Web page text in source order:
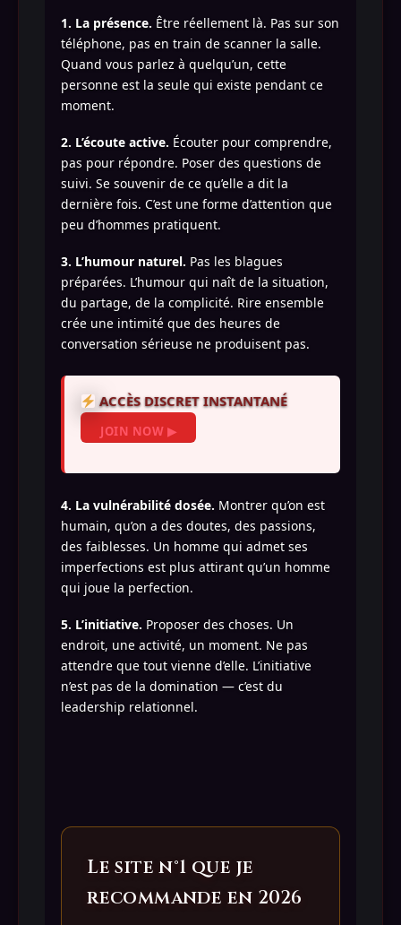
1. La présence. Être réellement là. Pas sur son
téléphone, pas en train de scanner la salle.
Quand vous parlez à quelqu’un, cette
personne est la seule qui existe pendant ce
moment.
2. L’écoute active. Écouter pour comprendre,
pas pour répondre. Poser des questions de
suivi. Se souvenir de ce qu’elle a dit la
dernière fois. C’est une forme d’attention que
peu d’hommes pratiquent.
3. L’humour naturel. Pas les blagues
préparées. L’humour qui naît de la situation,
du partage, de la complicité. Rire ensemble
crée une intimité que des heures de
conversation sérieuse ne produisent pas.
ACCÈS DISCRET INSTANTANÉ
JOIN NOW ▶
4. La vulnérabilité dosée. Montrer qu’on est
humain, qu’on a des doutes, des passions,
des faiblesses. Un homme qui admet ses
imperfections est plus attirant qu’un homme
qui joue la perfection.
5. L’initiative. Proposer des choses. Un
endroit, une activité, un moment. Ne pas
attendre que tout vienne d’elle. L’initiative
n’est pas de la domination — c’est du
leadership relationnel.
Le site n°1 que je
recommande en 2026